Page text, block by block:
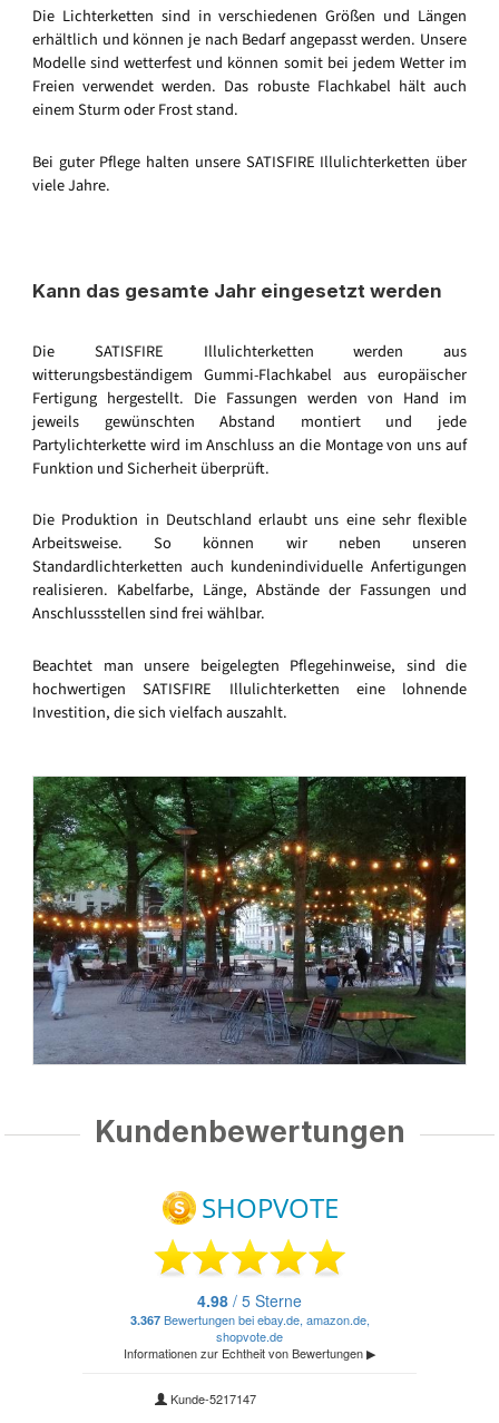
Die Lichterketten sind in verschiedenen Größen und Längen
erhältlich und können je nach Bedarf angepasst werden. Unsere
Modelle sind wetterfest und können somit bei jedem Wetter im
Freien verwendet werden. Das robuste Flachkabel hält auch
einem Sturm oder Frost stand.
Bei guter Pflege halten unsere SATISFIRE Illulichterketten über
viele Jahre.
Kann das gesamte Jahr eingesetzt werden
Die SATISFIRE Illulichterketten werden aus
witterungsbeständigem Gummi-Flachkabel aus europäischer
Fertigung hergestellt. Die Fassungen werden von Hand im
jeweils gewünschten Abstand montiert und jede
Partylichterkette wird im Anschluss an die Montage von uns auf
Funktion und Sicherheit überprüft.
Die Produktion in Deutschland erlaubt uns eine sehr flexible
Arbeitsweise. So können wir neben unseren
Standardlichterketten auch kundenindividuelle Anfertigungen
realisieren. Kabelfarbe, Länge, Abstände der Fassungen und
Anschlussstellen sind frei wählbar.
Beachtet man unsere beigelegten Pflegehinweise, sind die
hochwertigen SATISFIRE Illulichterketten eine lohnende
Investition, die sich vielfach auszahlt.
Kundenbewertungen